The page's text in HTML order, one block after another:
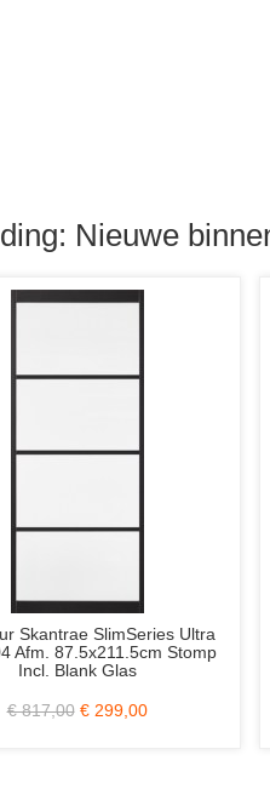
Nieuwe
Brave H803 88x231.5
Incl. Mat/Melk Glas
640,00 € 249,00